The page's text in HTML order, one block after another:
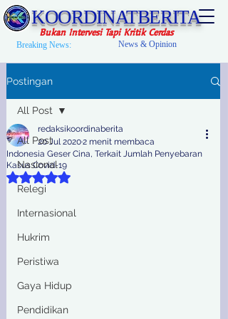
KOORDINATBERITA
Bukan Intervesi Tapi Kritik Cerdas
Breaking News: News & Opinion
Postingan
All Post
Nasional
Relegi
Internasional
Hukrim
Peristiwa
Gaya Hidup
Pendidikan
All Post
Indonesia Geser Cina, Terkait Jumlah Penyebaran
Kasus Covid-19
redaksikoordinaberita
20 Jul 20202 menit membaca
Dinilai NaN dari 5 bintang.